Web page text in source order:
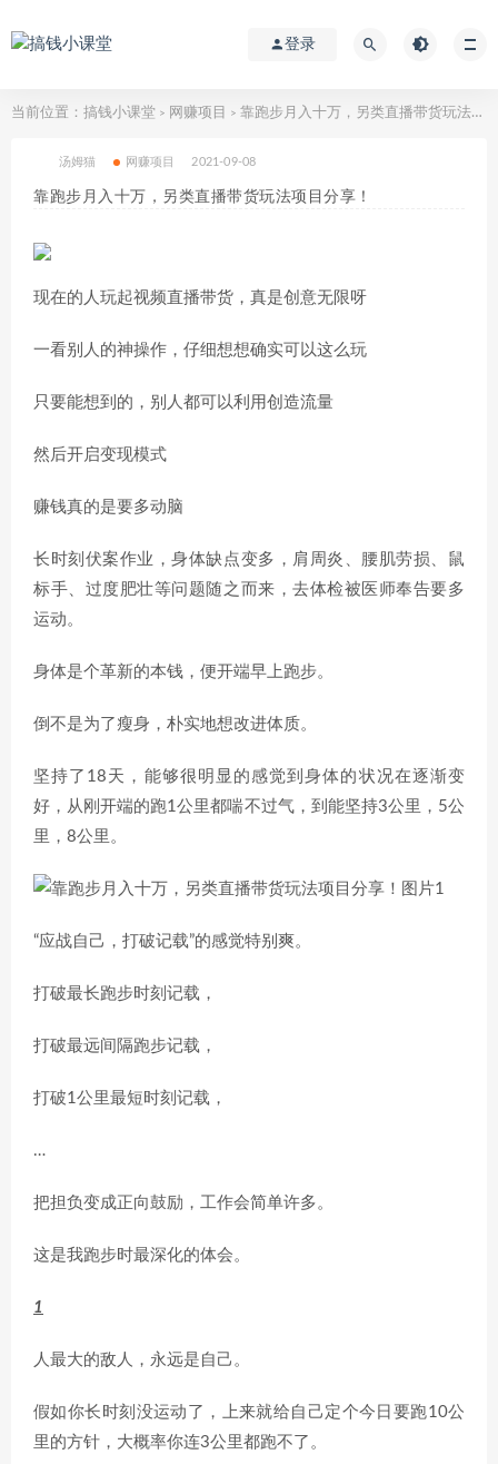
登录
当前位置： 搞钱小课堂 > 网赚项目 > 靠跑步月入十万，另类直播带货玩法项目分享！
汤姆猫 网赚项目 2021-09-08
靠跑步月入十万，另类直播带货玩法项目分享！
现在的人玩起视频直播带货，真是创意无限呀
一看别人的神操作，仔细想想确实可以这么玩
只要能想到的，别人都可以利用创造流量
然后开启变现模式
赚钱真的是要多动脑
长时刻伏案作业，身体缺点变多，肩周炎、腰肌劳损、鼠
标手、过度肥壮等问题随之而来，去体检被医师奉告要多
运动。
身体是个革新的本钱，便开端早上跑步。
倒不是为了瘦身，朴实地想改进体质。
坚持了18天，能够很明显的感觉到身体的状况在逐渐变
好，从刚开端的跑1公里都喘不过气，到能坚持3公里，5公
里，8公里。
“应战自己，打破记载”的感觉特别爽。
打破最长跑步时刻记载，
打破最远间隔跑步记载，
打破1公里最短时刻记载，
…
把担负变成正向鼓励，工作会简单许多。
这是我跑步时最深化的体会。
1
人最大的敌人，永远是自己。
假如你长时刻没运动了，上来就给自己定个今日要跑10公
里的方针，大概率你连3公里都跑不了。